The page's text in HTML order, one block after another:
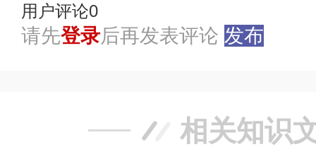
用户评论0
请先登录后再发表评论 发布
相关知识